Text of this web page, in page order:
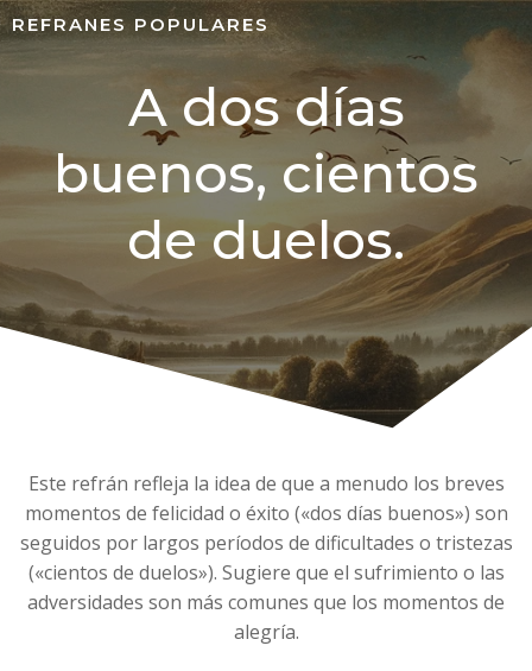
REFRANES POPULARES
A dos días
buenos, cientos
de duelos.
Este refrán refleja la idea de que a menudo los breves
momentos de felicidad o éxito («dos días buenos») son
seguidos por largos períodos de dificultades o tristezas
(«cientos de duelos»). Sugiere que el sufrimiento o las
adversidades son más comunes que los momentos de
alegría.